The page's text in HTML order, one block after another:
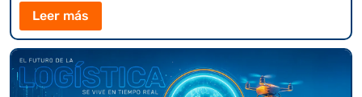
Leer más